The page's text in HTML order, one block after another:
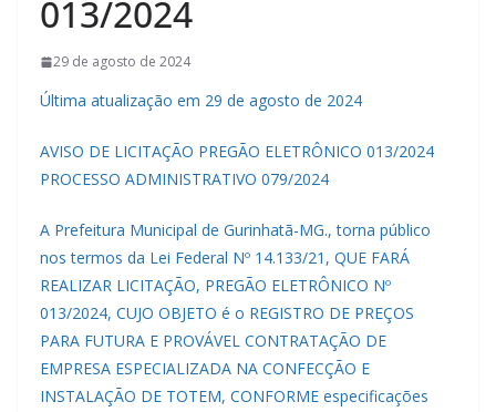
013/2024
29 de agosto de 2024
Última atualização em 29 de agosto de 2024
AVISO DE LICITAÇÃO PREGÃO ELETRÔNICO 013/2024
PROCESSO ADMINISTRATIVO 079/2024
A Prefeitura Municipal de Gurinhatã-MG., torna público
nos termos da Lei Federal Nº 14.133/21, QUE FARÁ
REALIZAR LICITAÇÃO, PREGÃO ELETRÔNICO Nº
013/2024, CUJO OBJETO é o REGISTRO DE PREÇOS
PARA FUTURA E PROVÁVEL CONTRATAÇÃO DE
EMPRESA ESPECIALIZADA NA CONFECÇÃO E
INSTALAÇÃO DE TOTEM, CONFORME especificações